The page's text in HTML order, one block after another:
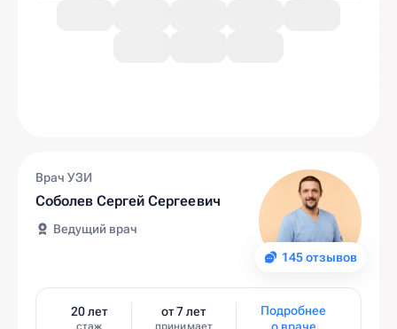
145 отзывов
Врач УЗИ
Соболев Сергей Сергеевич
Ведущий врач
20 лет
стаж
от 7 лет
принимает
Подробнее